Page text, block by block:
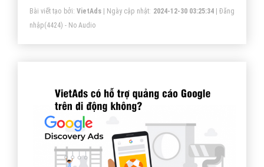
Bài viết tạo bởi: VietAds| Ngày cập nhật: 2024-12-30 03:25:34|Đăng
nhập(4424) - No Audio